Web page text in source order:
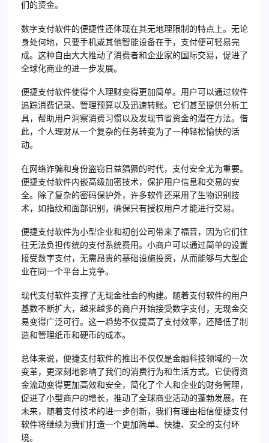
们的资金。
数字支付软件的便捷性还体现在其无地理限制的特点上。无论
身处何地，只要手机或其他智能设备在手，支付便可轻易完
成。这种自由大大推动了消费者和企业家的国际交易，促进了
全球化商业的进一步发展。
便捷支付软件使得个人理财变得更加简单。用户可以通过软件
追踪消费记录、管理预算以及迅速转账。它们甚至提供分析工
具，帮助用户洞察消费习惯以及发现节省资金的潜在方法。借
此，个人理财从一个复杂的任务转变为了一种轻松愉快的活
动。
在网络诈骗和身份盗窃日益猖獗的时代，支付安全尤为重要。
便捷支付软件内嵌高级加密技术，保护用户信息和交易的安
全。除了复杂的密码保护外，许多软件还采用了生物识别技
术，如指纹和面部识别，确保只有授权用户才能进行交易。
便捷支付软件为小型企业和初创公司带来了福音，因为它们往
往无法负担传统的支付系统费用。小商户可以通过简单的设置
接受数字支付，无需昂贵的基础设施投资，从而能够与大型企
业在同一个平台上竞争。
现代支付软件支撑了无现金社会的构建。随着支付软件的用户
基数不断扩大，越来越多的商户开始接受数字支付，无现金交
易变得广泛可行。这一趋势不仅提高了支付效率，还降低了制
造和管理纸币和硬币的成本。
总体来说，便捷支付软件的推出不仅仅是金融科技领域的一次
变革，更深刻地影响了我们的消费行为和生活方式。它使得资
金流动变得更加高效和安全，简化了个人和企业的财务管理，
促进了小型商户的增长，推动了全球商业活动的蓬勃发展。在
未来，随着支付技术的进一步创新，我们有理由相信便捷支付
软件将继续为我们打造一个更加简单、快捷、安全的支付环
境。